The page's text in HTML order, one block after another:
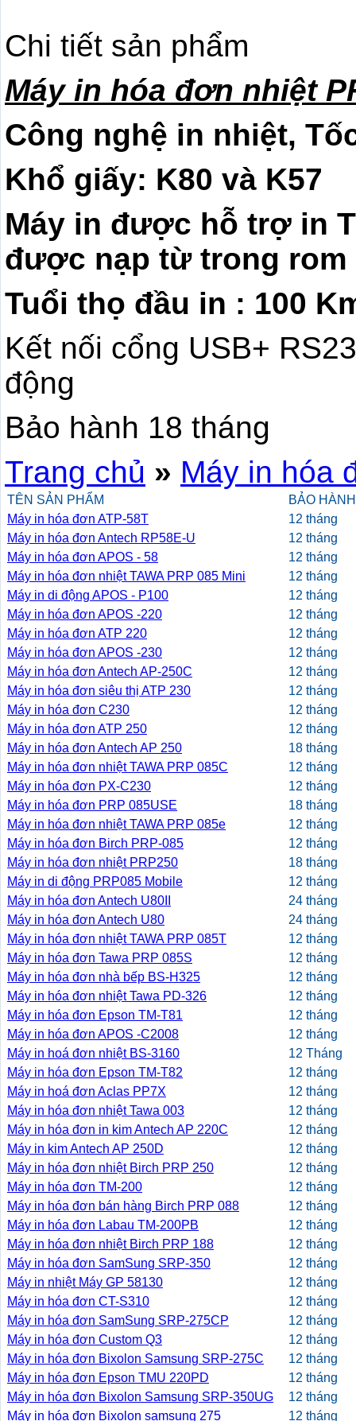
Chi tiết sản phẩm
Máy in hóa đơn nhiệt
Công nghệ in nhiệt,
Khổ giấy: K80 và K57
Máy in được hỗ trợ in
được nạp từ trong rom
Tuổi thọ đầu in : 100
Kết nối cổng USB+
động
Bảo hành 18 tháng
Trang chủ » Máy in hóa
TÊN SẢN PHẨM
BẢO HÀNH
Máy in hóa đơn ATP-58T
12 tháng
Máy in hóa đơn Antech RP58E-U
12 tháng
Máy in hóa đơn APOS - 58
12 tháng
Máy in hóa đơn nhiệt TAWA PRP 085 Mini
12 tháng
Máy in di động APOS - P100
12 tháng
Máy in hóa đơn APOS -220
12 tháng
Máy in hóa đơn ATP 220
12 tháng
Máy in hóa đơn APOS -230
12 tháng
Máy in hóa đơn Antech AP-250C
12 tháng
Máy in hóa đơn siêu thị ATP 230
12 tháng
Máy in hóa đơn C230
12 tháng
Máy in hóa đơn ATP 250
12 tháng
Máy in hóa đơn Antech AP 250
18 tháng
Máy in hóa đơn nhiệt TAWA PRP 085C
12 tháng
Máy in hóa đơn PX-C230
12 tháng
Máy in hóa đơn PRP 085USE
18 tháng
Máy in hóa đơn nhiệt TAWA PRP 085e
12 tháng
Máy in hóa đơn Birch PRP-085
12 tháng
Máy in hóa đơn nhiệt PRP250
18 tháng
Máy in di động PRP085 Mobile
12 tháng
Máy in hóa đơn Antech U80II
24 tháng
Máy in hóa đơn Antech U80
24 tháng
Máy in hóa đơn nhiệt TAWA PRP 085T
12 tháng
Máy in hóa đơn Tawa PRP 085S
12 tháng
Máy in hóa đơn nhà bếp BS-H325
12 tháng
Máy in hóa đơn nhiệt Tawa PD-326
12 tháng
Máy in hóa đơn Epson TM-T81
12 tháng
Máy in hóa đơn APOS -C2008
12 tháng
Máy in hoá đơn nhiệt BS-3160
12 Tháng
Máy in hóa đơn Epson TM-T82
12 tháng
Máy in hoá đơn Aclas PP7X
12 tháng
Máy in hóa đơn nhiệt Tawa 003
12 tháng
Máy in hóa đơn in kim Antech AP 220C
12 tháng
Máy in kim Antech AP 250D
12 tháng
Máy in hóa đơn nhiệt Birch PRP 250
12 tháng
Máy in hóa đơn TM-200
12 tháng
Máy in hóa đơn bán hàng Birch PRP 088
12 tháng
Máy in hóa đơn Labau TM-200PB
12 tháng
Máy in hóa đơn nhiệt Birch PRP 188
12 tháng
Máy in hóa đơn SamSung SRP-350
12 tháng
Máy in nhiệt Máy GP 58130
12 tháng
Máy in hóa đơn CT-S310
12 tháng
Máy in hóa đơn SamSung SRP-275CP
12 tháng
Máy in hóa đơn Custom Q3
12 tháng
Máy in hóa đơn Bixolon Samsung SRP-275C
12 tháng
Máy in hóa đơn Epson TMU 220PD
12 tháng
Máy in hóa đơn Bixolon Samsung SRP-350UG
12 tháng
Máy in hóa đơn Bixolon samsung 275
12 tháng